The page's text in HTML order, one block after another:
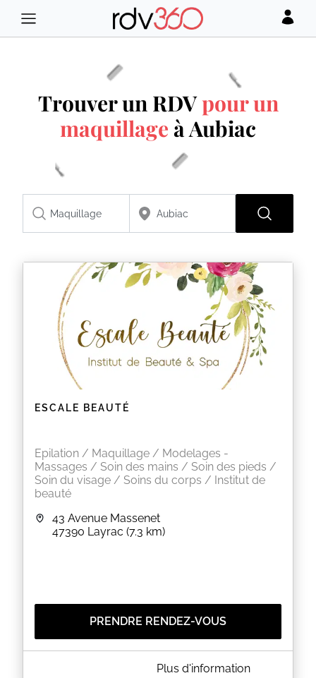
Trouver un RDVpour un
maquillage à Aubiac
ESCALE BEAUTÉ
Epilation / Maquillage / Modelages -
Massages / Soin des mains / Soin des pieds /
Soin du visage / Soins du corps / Institut de
beauté
43 Avenue Massenet
47390 Layrac (7.3 km)
PRENDRE RENDEZ-VOUS
A PROPOS DE ESCALE BEAUTÉPlus d'information